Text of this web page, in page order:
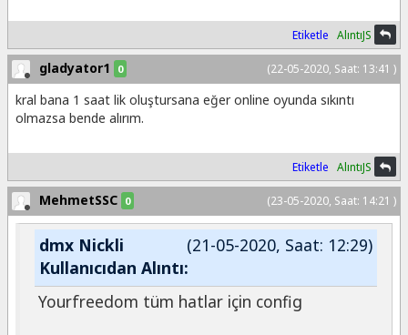
Etiketle AlıntıJS
(22-05-2020, Saat: 13:41 )
gladyator1 0
kral bana 1 saat lik oluştursana eğer online oyunda sıkıntı
olmazsa bende alırım.
Etiketle AlıntıJS
(23-05-2020, Saat: 14:21 )
MehmetSSC 0
(21-05-2020, Saat: 12:29)
dmx Nickli
Kullanıcıdan Alıntı:
Yourfreedom tüm hatlar için config